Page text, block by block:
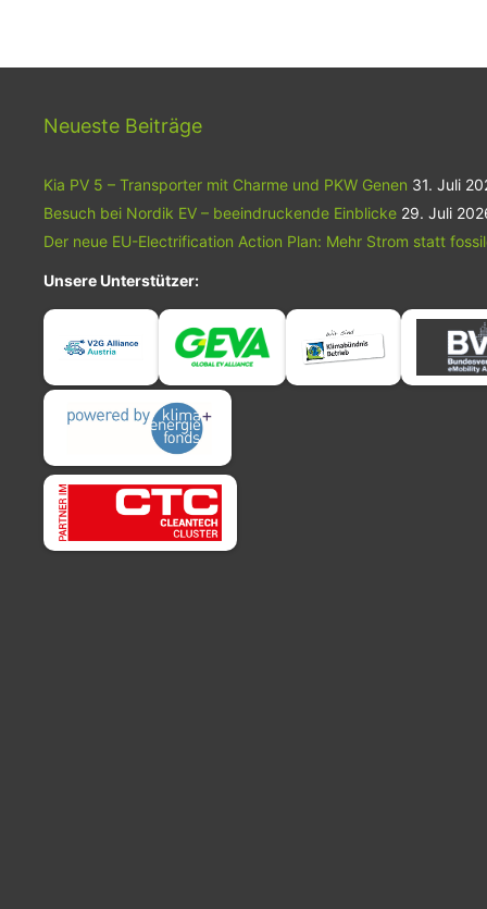
Neueste Beiträge
Kia PV 5 – Transporter mit Charme und PKW Genen 31. Juli
Besuch bei Nordik EV – beeindruckende Einblicke 29. Juli
Der neue EU-Electrification Action Plan: Mehr Strom statt
Unsere Unterstützer: